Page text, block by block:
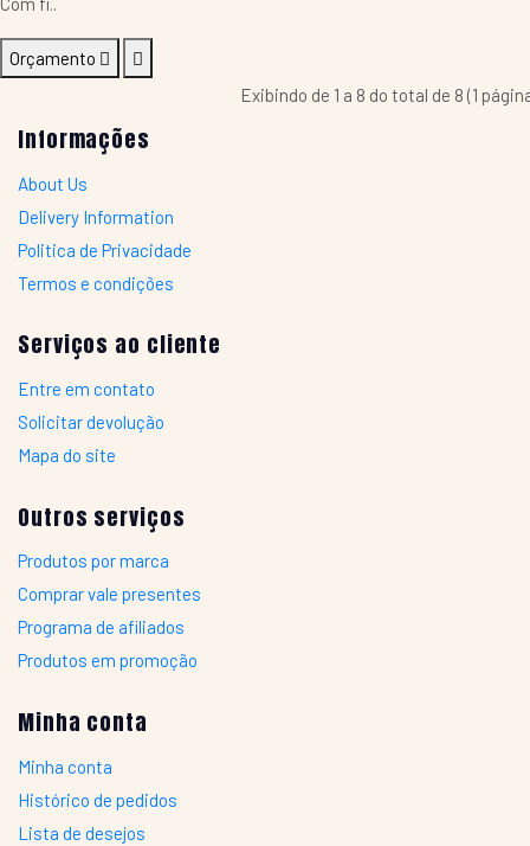
Orçamento
Exibindo de 1 a 8 do total de 8 (1
Informações
About Us
Delivery Information
Politica de Privacidade
Termos e condições
Serviços ao cliente
Entre em contato
Solicitar devolução
Mapa do site
Outros serviços
Produtos por marca
Comprar vale presentes
Programa de afiliados
Produtos em promoção
Minha conta
Minha conta
Histórico de pedidos
Lista de desejos